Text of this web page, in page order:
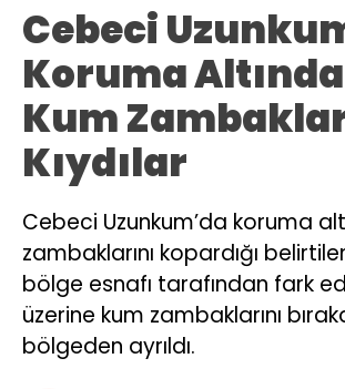
Cebeci
Koruma
Kum
Kıydılar
Cebeci Uzunkum’da koruma
zambaklarını kopardığı
bölge esnafı tarafından fark
üzerine kum zambaklarını
bölgeden ayrıldı.